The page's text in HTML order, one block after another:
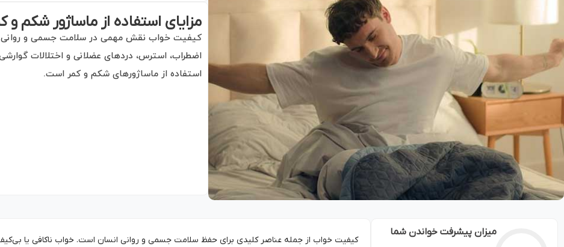
مزایای استفاده از ماساژور شکم
کیفیت خواب نقش مهمی در سلامت جسمی و روانی
اضطراب، استرس، دردهای عضلانی و اختلالات
استفاده از ماساژورهای شکم و کمر است.
میزان پیشرفت خواندن شما
کیفیت خواب از جمله عناصر کلیدی برای حفظ سلامت جسمی و روانی انسان است. خواب ناکافی یا